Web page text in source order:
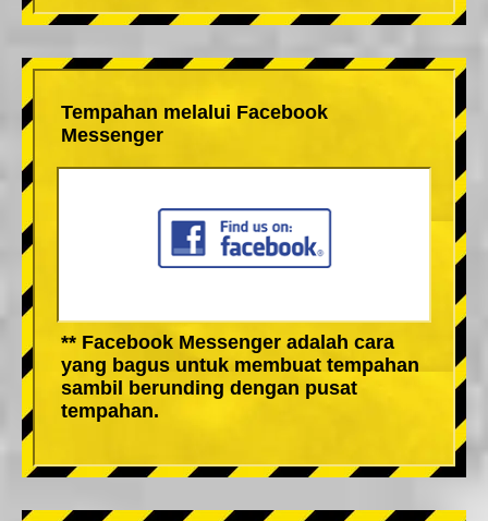
Tempahan melalui Facebook
Messenger
** Facebook Messenger adalah cara
yang bagus untuk membuat tempahan
sambil berunding dengan pusat
tempahan.